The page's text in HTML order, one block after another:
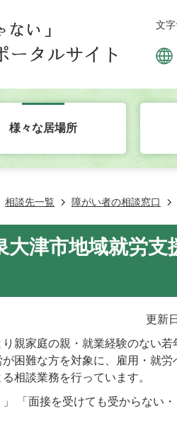
文
様々な居場所
相談先一覧 障がい者の相談窓口
津市地域就労支
更新
親家庭の親・就業経験のない若
困難な方を対象に、雇用・就労
相談業務を行っています。
「面接を受けても受からない